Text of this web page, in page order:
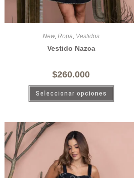
New, Ropa, Vestidos
Vestido Nazca
$260.000
Seleccionar opciones